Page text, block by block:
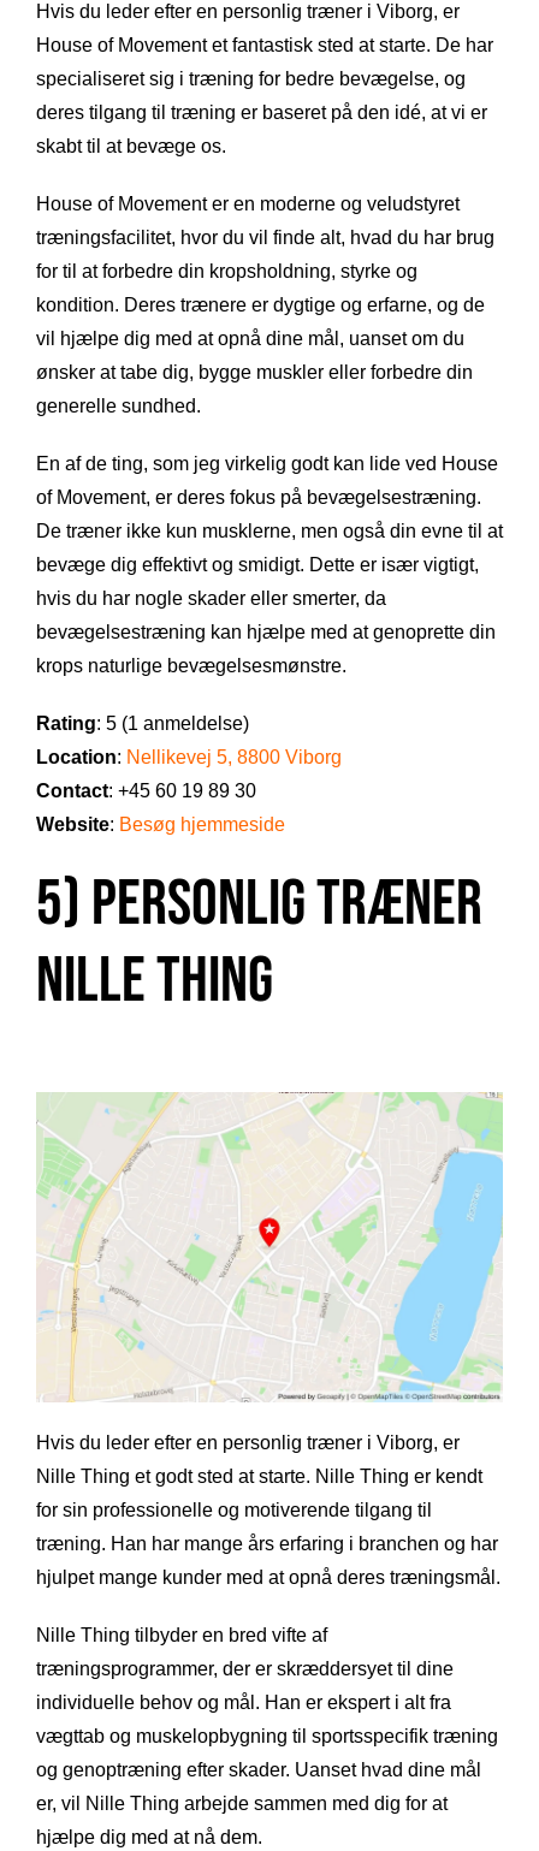
Hvis du leder efter en personlig træner i Viborg, er
House of Movement et fantastisk sted at starte. De har
specialiseret sig i træning for bedre bevægelse, og
deres tilgang til træning er baseret på den idé, at vi er
skabt til at bevæge os.
House of Movement er en moderne og veludstyret
træningsfacilitet, hvor du vil finde alt, hvad du har brug
for til at forbedre din kropsholdning, styrke og
kondition. Deres trænere er dygtige og erfarne, og de
vil hjælpe dig med at opnå dine mål, uanset om du
ønsker at tabe dig, bygge muskler eller forbedre din
generelle sundhed.
En af de ting, som jeg virkelig godt kan lide ved House
of Movement, er deres fokus på bevægelsestræning.
De træner ikke kun musklerne, men også din evne til at
bevæge dig effektivt og smidigt. Dette er især vigtigt,
hvis du har nogle skader eller smerter, da
bevægelsestræning kan hjælpe med at genoprette din
krops naturlige bevægelsesmønstre.
Rating: 5 (1 anmeldelse)
Location: Nellikevej 5, 8800 Viborg
Contact: +45 60 19 89 30
Website: Besøg hjemmeside
5) Personlig træner
Nille Thing
Hvis du leder efter en personlig træner i Viborg, er
Nille Thing et godt sted at starte. Nille Thing er kendt
for sin professionelle og motiverende tilgang til
træning. Han har mange års erfaring i branchen og har
hjulpet mange kunder med at opnå deres træningsmål.
Nille Thing tilbyder en bred vifte af
træningsprogrammer, der er skræddersyet til dine
individuelle behov og mål. Han er ekspert i alt fra
vægttab og muskelopbygning til sportsspecifik træning
og genoptræning efter skader. Uanset hvad dine mål
er, vil Nille Thing arbejde sammen med dig for at
hjælpe dig med at nå dem.